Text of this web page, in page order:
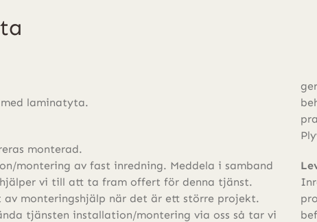
laminatyta.
monterad.
montering av fast inredning. Meddela i samband
vi till att ta fram offert för denna tjänst.
av monteringshjälp när det är ett större projekt.
tjänsten installation/montering via oss så tar vi